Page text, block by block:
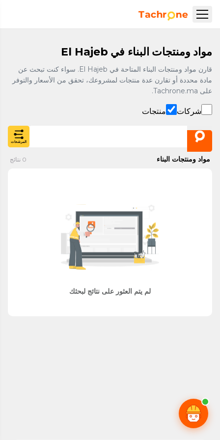
مواد ومنتجات البناء في El Hajeb
قارن مواد ومنتجات البناء المتاحة في El Hajeb. سواء كنت تبحث عن
مادة محددة أو تقارن عدة منتجات لمشروعك، تحقق من الأسعار والتوفر
على Tachrone.ma.
شركات منتجات
المرشحات
مواد ومنتجات البناء 0 نتائج
لم يتم العثور على نتائج لبحثك